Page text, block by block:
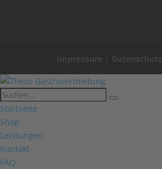
Impressum Datenschutz
Startseite
Shop
Leistungen
Kontakt
FAQ